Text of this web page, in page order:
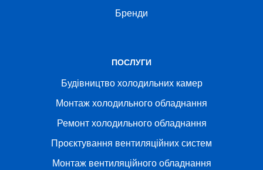
Бренди
ПОСЛУГИ
Будівництво холодильних камер
Монтаж холодильного обладнання
Ремонт холодильного обладнання
Проєктування вентиляційних систем
Монтаж вентиляційного обладнання